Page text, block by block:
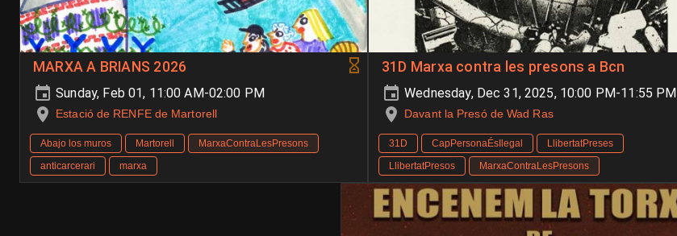
MARXA A BRIANS 2026
Sunday, Feb 01, 11:00 AM-02:00 PM
Estació de RENFE de Martorell
Abajo los muros Martorell
MarxaContraLesPresons
anticarcerari
marxa
31D Marxa contra les presons a Bcn
Wednesday, Dec 31, 2025, 10:00 PM-11:55 PM
Davant la Presó de Wad Ras
31D CapPersonaÉsIlegal
LlibertatPreses
LlibertatPresos
MarxaContraLesPresons